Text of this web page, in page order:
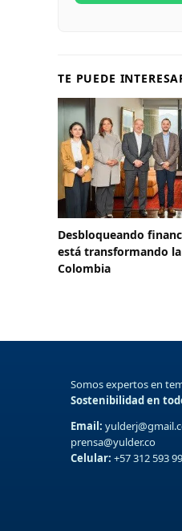
TE PUEDE
Desbloqueando
está transformando
Colombia
Somos expertos en
Sostenibilidad en
Email:
prensa@yulder.co
Celular: +57 312 593